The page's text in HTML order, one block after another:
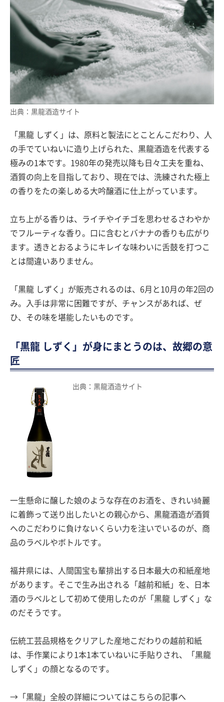
出典：黒龍酒造サイト
「黒龍 しずく」は、原料と製法にとことんこだわり、人
の手でていねいに造り上げられた、黒龍酒造を代表する
極みの1本です。1980年の発売以降も日々工夫を重ね、
酒質の向上を目指しており、現在では、洗練された極上
の香りをたの楽しめる大吟醸酒に仕上がっています。
立ち上がる香りは、ライチやイチゴを思わせるさわやか
でフルーティな香り。口に含むとバナナの香りも広がり
ます。透きとおるようにキレイな味わいに舌鼓を打つこ
とは間違いありません。
「黒龍 しずく」が販売されるのは、6月と10月の年2回の
み。入手は非常に困難ですが、チャンスがあれば、ぜ
ひ、その味を堪能したいものです。
「黒龍 しずく」が身にまとうのは、故郷の意
匠
出典：黒龍酒造サイト
一生懸命に醸した娘のような存在のお酒を、きれい綺麗
に着飾って送り出したいとの親心から、黒龍酒造が酒質
へのこだわりに負けないくらい力を注いでいるのが、商
品のラベルやボトルです。
福井県には、人間国宝も輩排出する日本最大の和紙産地
があります。そこで生み出される「越前和紙」を、日本
酒のラベルとして初めて使用したのが「黒龍 しずく」な
のだそうです。
伝統工芸品規格をクリアした産地こだわりの越前和紙
は、手作業により1本1本ていねいに手貼りされ、「黒龍
しずく」の顔となるのです。
→「黒龍」全般の詳細についてはこちらの記事へ